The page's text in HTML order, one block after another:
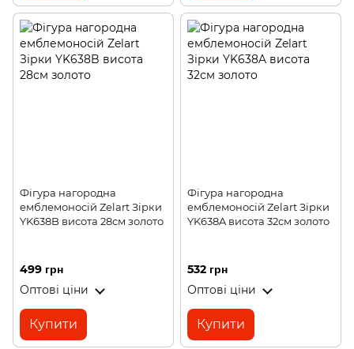
Фігура нагородна
емблемоносій Zelart Зірки
YK638B висота 28см золото
499 грн
Оптові ціни
Купити
Фігура нагородна
емблемоносій Zelart Зірки
YK638A висота 32см золото
532 грн
Оптові ціни
Купити